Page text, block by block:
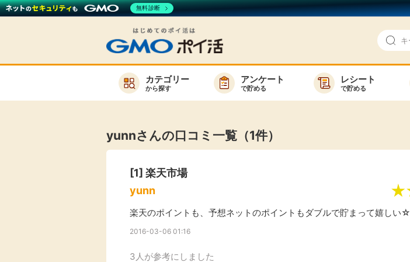
お知らせ
高還元
無料
ゲーム
カテゴリー
から探す
アンケート
で貯める
レシート
で貯める
キーワードで検索
楽天サービス一覧
yunnさんの口コミ一覧（1件）
[1] 楽天市場
yunn
楽天のポイントも、予想ネットのポイントもダブルで貯まって嬉しい☆
2016-03-06 01:16
3人が参考にしました
無料診断